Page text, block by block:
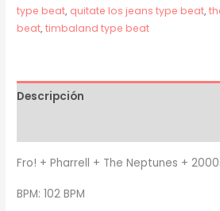
Beat
-
type beat, quitate los jeans type beat,
beat,timbaland type beat
Descripción
Fro! + Pharrell + The Neptunes +
BPM: 102 BPM